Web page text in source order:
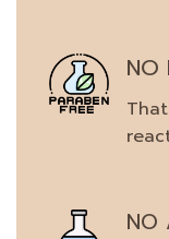
NO
NO